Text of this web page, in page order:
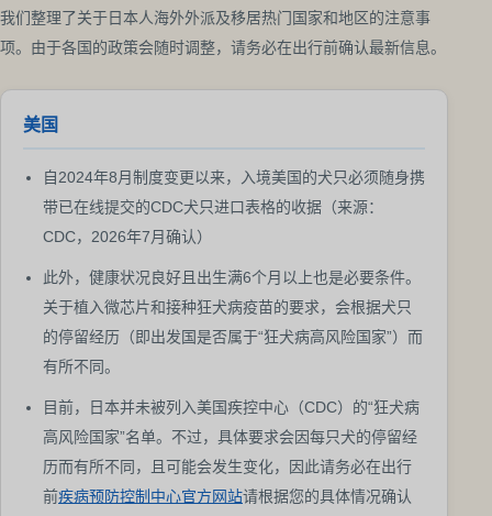
我们整理了关于日本人海外外派及移居热门国家和地区的注意事
项。由于各国的政策会随时调整，请务必在出行前确认最新信息。
美国
自2024年8月制度变更以来，入境美国的犬只必须随身携
带已在线提交的CDC犬只进口表格的收据（来源：
CDC，2026年7月确认）
此外，健康状况良好且出生满6个月以上也是必要条件。
关于植入微芯片和接种狂犬病疫苗的要求，会根据犬只
的停留经历（即出发国是否属于“狂犬病高风险国家”）而
有所不同。
目前，日本并未被列入美国疾控中心（CDC）的“狂犬病
高风险国家”名单。不过，具体要求会因每只犬的停留经
历而有所不同，且可能会发生变化，因此请务必在出行
前疾病预防控制中心官方网站请根据您的具体情况确认